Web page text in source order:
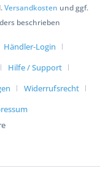
Versandkosten und ggf.
beschrieben
Händler-Login
Hilfe / Support
Widerrufsrecht